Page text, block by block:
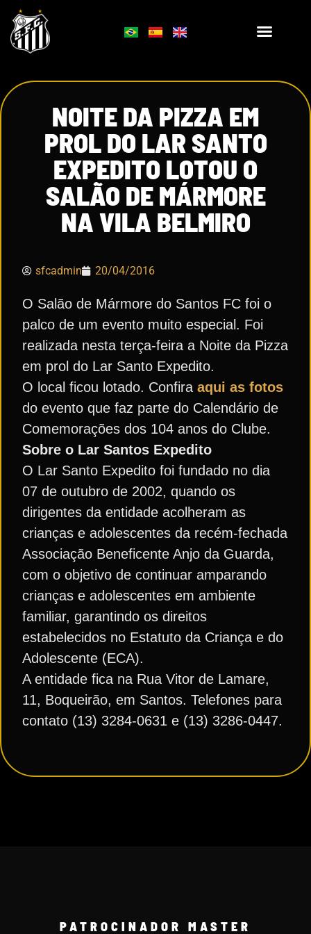
NOITE DA PIZZA EM
PROL DO LAR SANTO
EXPEDITO LOTOU O
SALÃO DE MÁRMORE
NA VILA BELMIRO
sfcadmin 20/04/2016
O Salão de Mármore do Santos FC foi o
palco de um evento muito especial. Foi
realizada nesta terça-feira a Noite da Pizza
em prol do Lar Santo Expedito.
O local ficou lotado. Confira aqui as fotos
do evento que faz parte do Calendário de
Comemorações dos 104 anos do Clube.
Sobre o Lar Santos Expedito
O Lar Santo Expedito foi fundado no dia
07 de outubro de 2002, quando os
dirigentes da entidade acolheram as
crianças e adolescentes da recém-fechada
Associação Beneficente Anjo da Guarda,
com o objetivo de continuar amparando
crianças e adolescentes em ambiente
familiar, garantindo os direitos
estabelecidos no Estatuto da Criança e do
Adolescente (ECA).
A entidade fica na Rua Vitor de Lamare,
11, Boqueirão, em Santos. Telefones para
contato (13) 3284-0631 e (13) 3286-0447.
PATROCINADOR MASTER